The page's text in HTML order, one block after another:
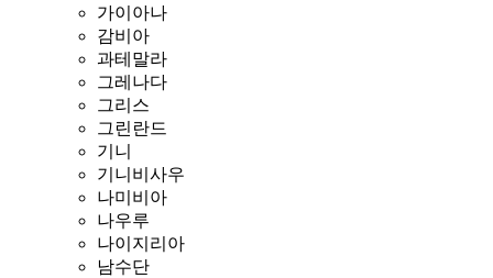
가이아나
감비아
과테말라
그레나다
그리스
그린란드
기니
기니비사우
나미비아
나우루
나이지리아
남수단